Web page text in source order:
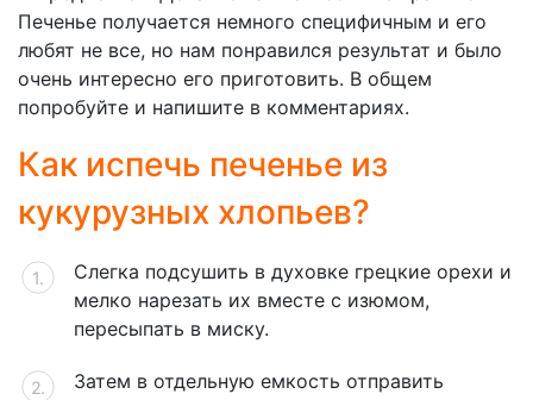
Печенье получается немного специфичным и его
любят не все, но нам понравился результат и было
очень интересно его приготовить. В общем
попробуйте и напишите в комментариях.
Как испечь печенье из
кукурузных хлопьев?
Слегка подсушить в духовке грецкие орехи и
мелко нарезать их вместе с изюмом,
пересыпать в миску.
Затем в отдельную емкость отправить